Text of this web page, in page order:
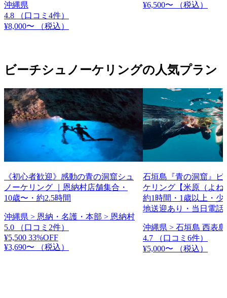
沖縄県
4.8
（口コミ4件）
¥8,000〜
（税込）
¥6,500〜
（税込）
ビーチシュノーケリングの人気プラン
《初心者歓迎》感動の青の洞窟シュ
ノーケリング ｜恩納村店舗集合・
10歳〜・約2.5時間
沖縄県 > 恩納・名護・本部 > 恩納村
5.0
（口コミ2件）
¥5,500 33%OFF
¥3,690〜
（税込）
石垣島『青の洞窟』ビ
ケリング【米原（よね
約1時間・1歳以上・少
地送迎あり・当日電話
沖縄県 > 石垣島 西表
4.7
（口コミ6件）
¥5,000〜
（税込）